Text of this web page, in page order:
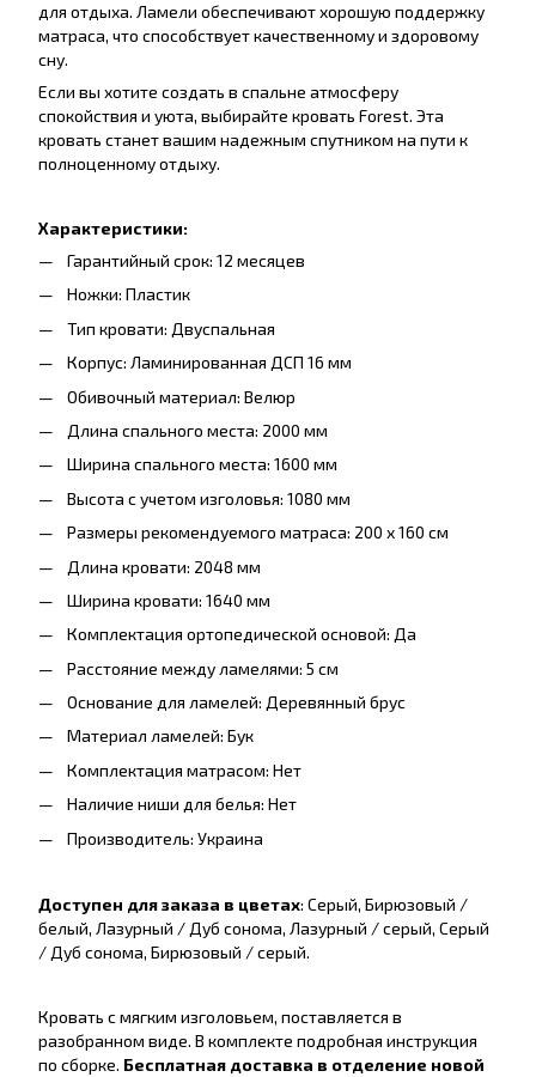
для отдыха. Ламели обеспечивают хорошую поддержку
матраса, что способствует качественному и здоровому
сну.
Если вы хотите создать в спальне атмосферу
спокойствия и уюта, выбирайте кровать Forest. Эта
кровать станет вашим надежным спутником на пути к
полноценному отдыху.
Характеристики:
Гарантийный срок: 12 месяцев
Ножки: Пластик
Тип кровати: Двуспальная
Корпус: Ламинированная ДСП 16 мм
Обивочный материал: Велюр
Длина спального места: 2000 мм
Ширина спального места: 1600 мм
Высота с учетом изголовья: 1080 мм
Размеры рекомендуемого матраса: 200 x 160 см
Длина кровати: 2048 мм
Ширина кровати: 1640 мм
Комплектация ортопедической основой: Да
Расстояние между ламелями: 5 см
Основание для ламелей: Деревянный брус
Материал ламелей: Бук
Комплектация матрасом: Нет
Наличие ниши для белья: Нет
Производитель: Украина
Доступен для заказа в цветах: Серый, Бирюзовый /
белый, Лазурный / Дуб сонома, Лазурный / серый, Серый
/ Дуб сонома, Бирюзовый / серый.
Кровать с мягким изголовьем, поставляется в
разобранном виде. В комплекте подробная инструкция
по сборке. Бесплатная доставка в отделение новой